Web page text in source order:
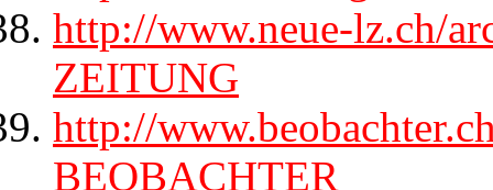
http://www.neue-lz.ch/
ZEITUNG
http://
BEOBACHTER